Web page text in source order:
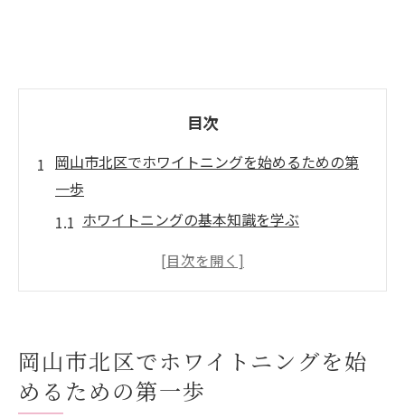
目次
岡山市北区でホワイトニングを始めるための第
一歩
ホワイトニングの基本知識を学ぶ
自分に合ったホワイトニング方法を見つけ
ホワイトニング前の準備と注意点
費用対効果を考慮したホワイトニングの選
岡山市北区でホワイトニングを始
めるための第一歩